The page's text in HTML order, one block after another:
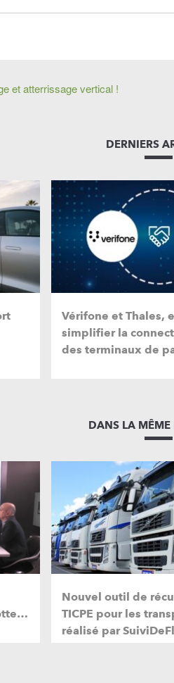
et atterrissage vertical !
DERNIERS
Vérifone et Thales,
simplifier la
des terminaux de
DANS LA MÊME
Nouvel outil de
TICPE pour les
réalisé par